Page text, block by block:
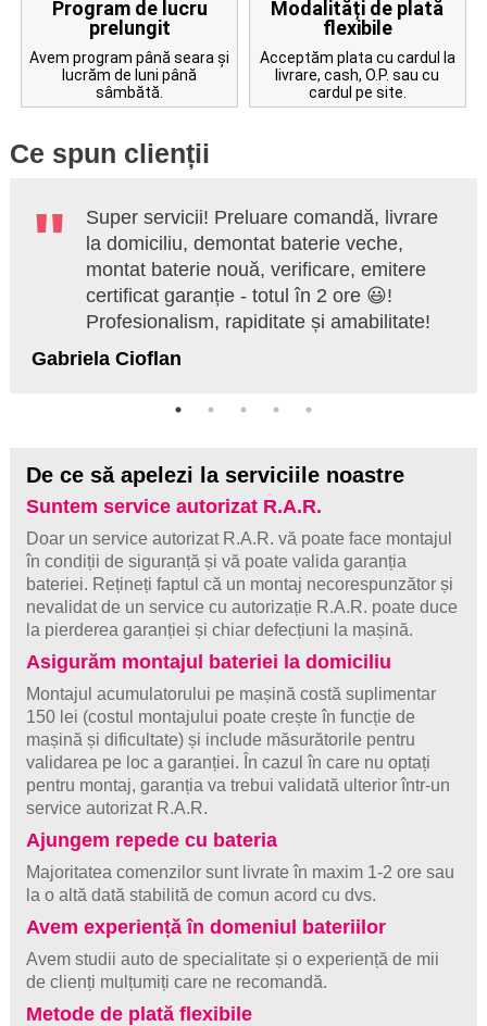
Program de lucru
prelungit
Avem program până seara și
lucrăm de luni până
sâmbătă.
Modalități de plată
flexibile
Acceptăm plata cu cardul la
livrare, cash, O.P. sau cu
cardul pe site.
Ce spun clienții
Super servicii! Preluare comandă, livrare
la domiciliu, demontat baterie veche,
montat baterie nouă, verificare, emitere
certificat garanție - totul în 2 ore 😃!
Profesionalism, rapiditate și amabilitate!
Gabriela Cioflan
De ce să apelezi la serviciile noastre
Suntem service autorizat R.A.R.
Doar un service autorizat R.A.R. vă poate face montajul
în condiții de siguranță și vă poate valida garanția
bateriei. Rețineți faptul că un montaj necorespunzător și
nevalidat de un service cu autorizație R.A.R. poate duce
la pierderea garanției și chiar defecțiuni la mașină.
Asigurăm montajul bateriei la domiciliu
Montajul acumulatorului pe mașină costă suplimentar
150 lei (costul montajului poate crește în funcție de
mașină și dificultate) și include măsurătorile pentru
validarea pe loc a garanției. În cazul în care nu optați
pentru montaj, garanția va trebui validată ulterior într-un
service autorizat R.A.R.
Ajungem repede cu bateria
Majoritatea comenzilor sunt livrate în maxim 1-2 ore sau
la o altă dată stabilită de comun acord cu dvs.
Avem experiență în domeniul bateriilor
Avem studii auto de specialitate și o experiență de mii
de clienți mulțumiți care ne recomandă.
Metode de plată flexibile